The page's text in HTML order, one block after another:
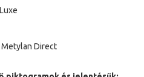
Metylan Direct